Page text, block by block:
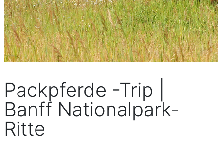
Packpferde -Trip |
Banff Nationalpark-
Ritte